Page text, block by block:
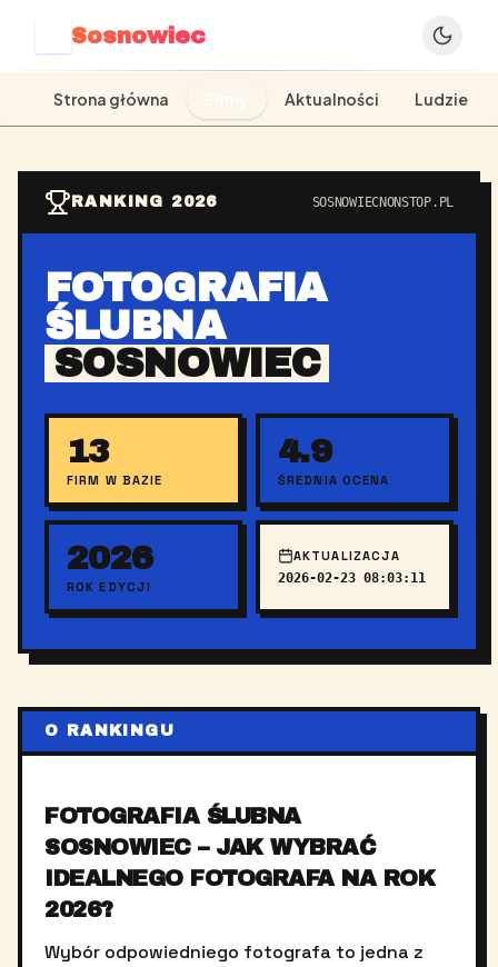
Sosnowiec
Strona główna Aktualności Ludzie
RANKING 2026 SOSNOWIECNONSTOP.PL
FOTOGRAFIA
ŚLUBNA
SOSNOWIEC
13
FIRM W BAZIE
4.9
ŚREDNIA OCENA
2026
ROK EDYCJI
AKTUALIZACJA
2026-02-23 08:03:11
O RANKINGU
FOTOGRAFIA ŚLUBNA
SOSNOWIEC – JAK WYBRAĆ
IDEALNEGO FOTOGRAFA NA ROK
2026?
Wybór odpowiedniego fotografa to jedna z